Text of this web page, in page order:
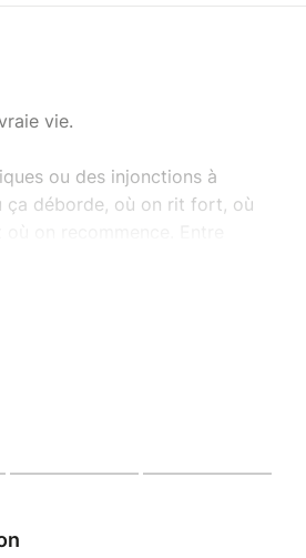
vie.
ou des injonctions à
ça déborde, où on rit fort, où
on recommence. Entre
qui donne parfois
qu’ils vivaient simplement